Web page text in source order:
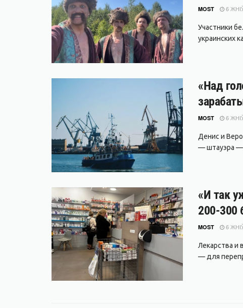
MOST 6
Участники
украинских
«Над
MOST 6
Денис и
— штауэра —
«И так
200-300
MOST 6
Лекарства и
— для